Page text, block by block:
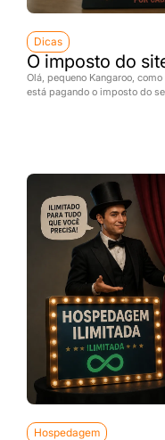
Dicas
O imposto do
Olá, pequeno Kangaroo,
está pagando o imposto do
Hospedagem